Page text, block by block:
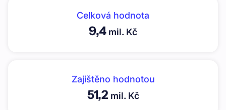
Celková hodnota
9,4 mil. Kč
Zajištěno hodnotou
51,2mil. Kč